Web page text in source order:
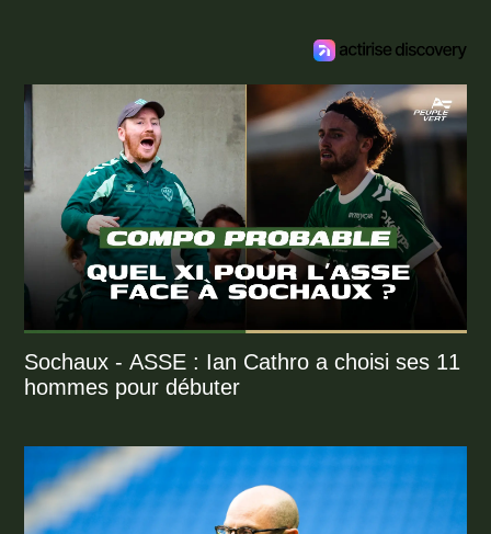
Sochaux - ASSE : Ian Cathro a choisi ses 11
hommes pour débuter